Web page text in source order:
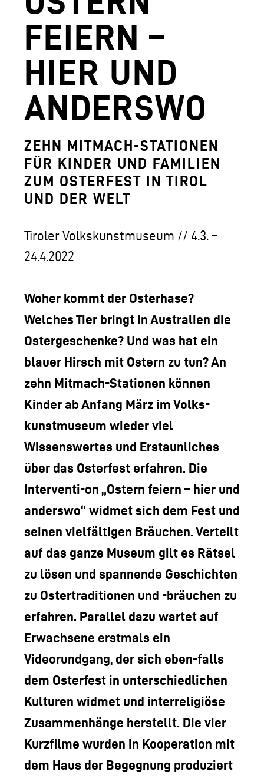
DOWNLOADS
FERDINANDEUM
HOFKIRCHE
DAS TIROL PANORAMA MIT
ZEUGHAUS
AGUNTUM MUSEUM -
GESCHÄFTSFÜHRUNG
FEIERN –
HIER UND
ANDERSWO
ZEHN MITMACH-STATIONEN
FÜR KINDER UND FAMILIEN
ZUM OSTERFEST IN TIROL
UND DER WELT
Tiroler Volkskunstmuseum // 4.3. –
24.4.2022
Woher kommt der Osterhase?
Welches Tier bringt in Australien die
Ostergeschenke? Und was hat ein
blauer Hirsch mit Ostern zu tun? An
zehn Mitmach-Stationen können
Kinder ab Anfang März im Volks-
kunstmuseum wieder viel
Wissenswertes und Erstaunliches
über das Osterfest erfahren. Die
Interventi-on „Ostern feiern – hier und
anderswo“ widmet sich dem Fest und
seinen vielfältigen Bräuchen. Verteilt
auf das ganze Museum gilt es Rätsel
zu lösen und spannende Geschichten
zu Ostertraditionen und -bräuchen zu
erfahren. Parallel dazu wartet auf
Erwachsene erstmals ein
Videorundgang, der sich eben-falls
dem Osterfest in unterschiedlichen
Kulturen widmet und interreligiöse
Zusammenhänge herstellt. Die vier
Kurzfilme wurden in Kooperation mit
dem Haus der Begegnung produziert